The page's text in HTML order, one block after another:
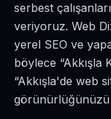
serbest
veriyoruz. Web
yerel SEO ve
böylece “Akkışla
“Akkışla'de web
görünürlüğünüzü